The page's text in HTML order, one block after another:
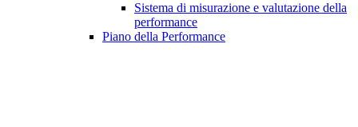
Sistema di misurazione e valutazione della
performance
Piano della Performance